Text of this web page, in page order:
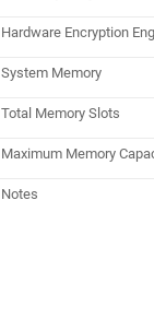
Hardware Encryption
System Memory
Total Memory Slots
Maximum Memory
Notes